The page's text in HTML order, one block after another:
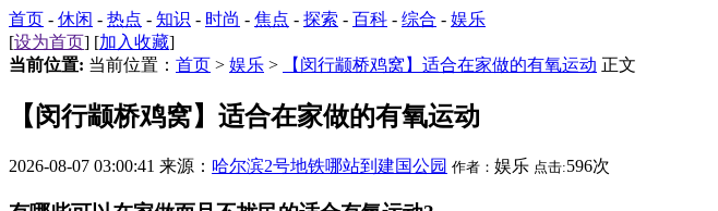
首页 - 休闲 - 热点 - 知识 - 时尚 - 焦点 - 探索 - 百科 - 综合 - 娱乐
[设为首页] [加入收藏]
当前位置: 当前位置： 首页 > 娱乐 > 【闵行颛桥鸡窝】适合在家做的有氧运动 正文
【闵行颛桥鸡窝】适合在家做的有氧运动
2026-08-07 03:00:41 来源： 哈尔滨2号地铁哪站到建国公园 作者： 娱乐 点击:596次